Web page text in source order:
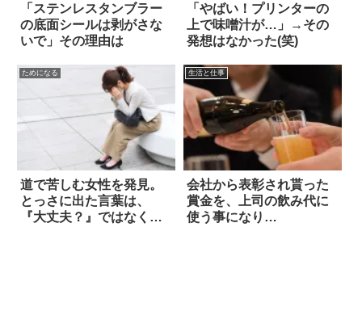
「ステンレスタンブラー
の底面シールは剥がさな
いで」その理由は
「やばい！プリンターの
上で味噌汁が…」→その
発想はなかった(笑)
ためになる
道で苦しむ女性を発見。
とっさに出た言葉は、
『大丈夫？』ではなく…
生活と仕事
会社から表彰され貰った
賞金を、上司の飲み代に
使う事になり…